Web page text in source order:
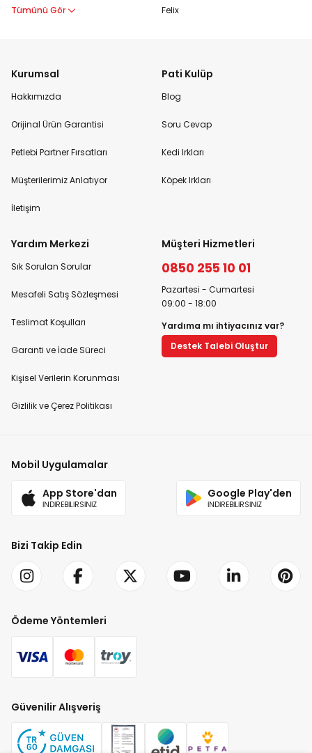
Tümünü Gör
Felix
Kurumsal
Hakkımızda
Orijinal Ürün Garantisi
Petlebi Partner Fırsatları
Müşterilerimiz Anlatıyor
İletişim
Pati Kulüp
Blog
Soru Cevap
Kedi Irkları
Köpek Irkları
Yardım Merkezi
Sık Sorulan Sorular
Mesafeli Satış Sözleşmesi
Teslimat Koşulları
Garanti ve İade Süreci
Kişisel Verilerin Korunması
Gizlilik ve Çerez Politikası
Müşteri Hizmetleri
0850 255 10 01
Pazartesi - Cumartesi
09:00 - 18:00
Yardıma mı ihtiyacınız var?
Destek Talebi Oluştur
Mobil Uygulamalar
App Store'dan
İNDİREBİLİRSİNİZ
Google Play'den
İNDİREBİLİRSİNİZ
Bizi Takip Edin
Ödeme Yöntemleri
Güvenilir Alışveriş